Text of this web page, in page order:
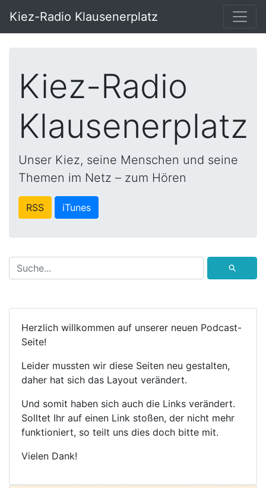
Kiez-Radio Klausenerplatz
Kiez-Radio
Klausenerplatz
Unser Kiez, seine Menschen und seine
Themen im Netz – zum Hören
RSS iTunes
⚲
Herzlich willkommen auf unserer neuen Podcast-
Seite!
Leider mussten wir diese Seiten neu gestalten,
daher hat sich das Layout verändert.
Und somit haben sich auch die Links verändert.
Solltet Ihr auf einen Link stoßen, der nicht mehr
funktioniert, so teilt uns dies doch bitte mit.
Vielen Dank!